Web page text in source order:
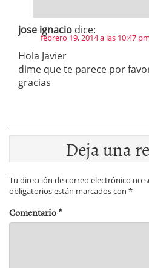
jose ignacio dice:
febrero 19, 2014 a las 10:47 pm
Hola Javier
dime que te parece por
gracias
Deja una
Tu dirección de correo electrónico no
obligatorios están marcados con *
Comentario*